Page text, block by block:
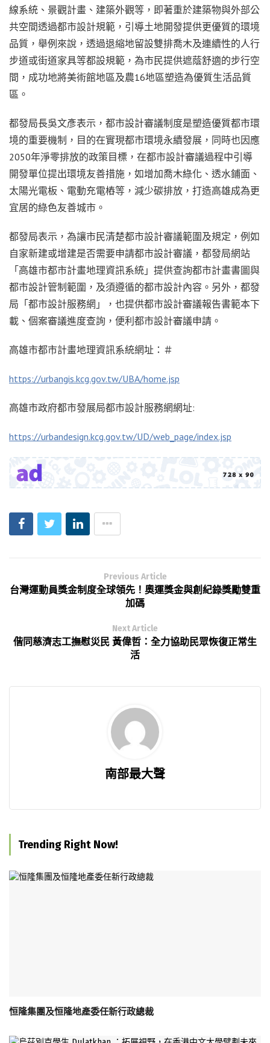
線系統、景觀計畫、建築外觀等，即著重於建築物與外部公
共空間透過都市設計規範，引導土地開發提供更優質的環境
品質，舉例來說，透過退縮地留設雙排喬木及連續性的人行
步道或街道家具等都設規範，為市民提供遮蔭舒適的步行空
間，成功地將美術館地區及農16地區塑造為優質生活品質
區。
都發局長吳文彥表示，都市設計審議制度是塑造優質都市環
境的重要機制，目的在實現都市環境永續發展，同時也因應
2050年淨零排放的政策目標，在都市設計審議過程中引導
開發單位提出環境友善措施，如增加喬木綠化、透水鋪面、
太陽光電板、電動充電樁等，減少碳排放，打造高雄成為更
宜居的綠色友善城市。
都發局表示，為讓市民清楚都市設計審議範圍及規定，例如
自家新建或增建是否需要申請都市設計審議，都發局網站
「高雄市都市計畫地理資訊系統」提供查詢都市計畫書圖與
都市設計管制範圍，及須遵循的都市設計內容。另外，都發
局「都市設計服務網」，也提供都市設計審議報告書範本下
載、個案審議進度查詢，便利都市設計審議申請。
高雄市都市計畫地理資訊系統網址：＃
https://urbangis.kcg.gov.tw/UBA/home.jsp
高雄市政府都市發展局都市設計服務網網址:
https://urbandesign.kcg.gov.tw/UD/web_page/index.jsp
Previous Article
台灣運動員獎金制度全球領先！奧運獎金與創紀錄獎勵雙重
加碼
Next Article
偕同慈濟志工撫慰災民 黃偉哲：全力協助民眾恢復正常生
活
南部最大聲
Trending Right Now!
恒隆集團及恒隆地產委任新行政總裁